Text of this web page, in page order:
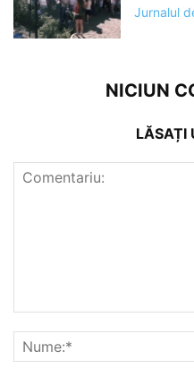
Jurnalul
NICIUN
LĂSAȚI